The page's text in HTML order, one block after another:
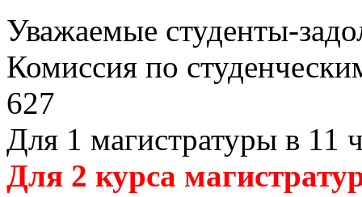
Уважаемые студенты-
Комиссия по
627
Для 1 магистратуры в 11
Для 2 курса